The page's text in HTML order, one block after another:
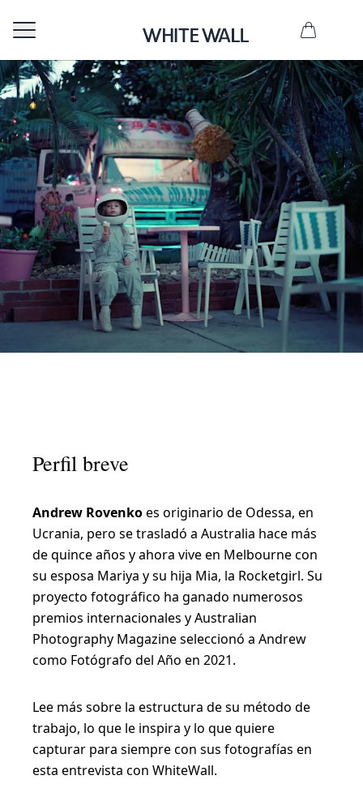
Perfil breve
Andrew Rovenkoes originario de Odessa, en
Ucrania, pero se trasladó a Australia hace más
de quince años y ahora vive en Melbourne con
su esposa Mariya y su hija Mia, la Rocketgirl. Su
proyecto fotográfico ha ganado numerosos
premios internacionales y Australian
Photography Magazine seleccionó a Andrew
como Fotógrafo del Año en 2021.
Lee más sobre la estructura de su método de
trabajo, lo que le inspira y lo que quiere
capturar para siempre con sus fotografías en
esta entrevista con WhiteWall.